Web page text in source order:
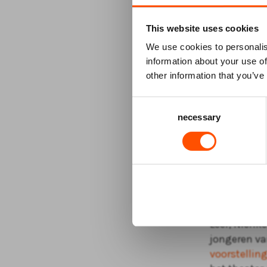
This website uses cookies
We use cookies to
information about your use
other information that
necessary
Uiteraard is
naar De
en
ATLAS
Meer
In
kunnen
der Werf
Leer,
jongeren